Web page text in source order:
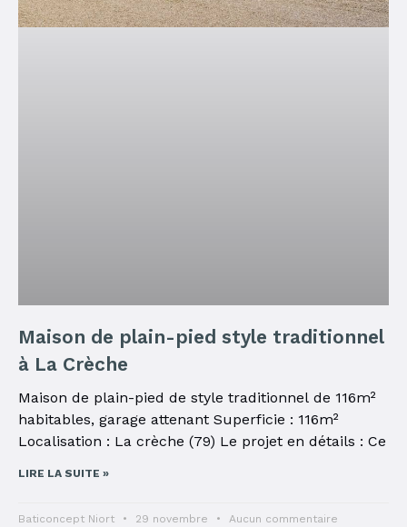
Maison de plain-pied style traditionnel
à La Crèche
Maison de plain-pied de style traditionnel de 116m²
habitables, garage attenant Superficie : 116m²
Localisation : La crèche (79) Le projet en détails : Ce
LIRE LA SUITE »
Baticoncept Niort 29 novembre Aucun commentaire